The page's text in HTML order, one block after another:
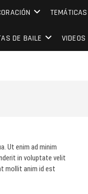
TEMÁTICAS
DE BAILE VIDEOS
Ut enim ad minim
in voluptate velit
mollit anim id est